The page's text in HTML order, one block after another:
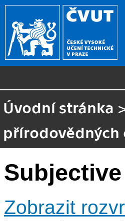
Úvodní stránka
přírodovědných
Zobrazit